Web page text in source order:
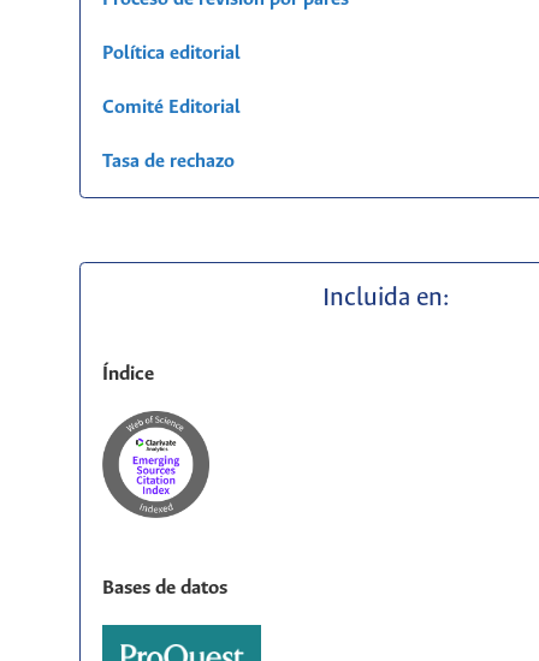
Política editorial
Comité Editorial
Tasa de rechazo
Incluida en:
Índice
Bases de datos